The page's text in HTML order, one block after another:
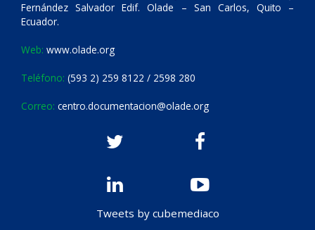
Fernández Salvador Edif. Olade – San Carlos, Quito –
Ecuador.
Web: www.olade.org
Teléfono: (593 2) 259 8122 / 2598 280
Correo: centro.documentacion@olade.org
Tweets by cubemediaco